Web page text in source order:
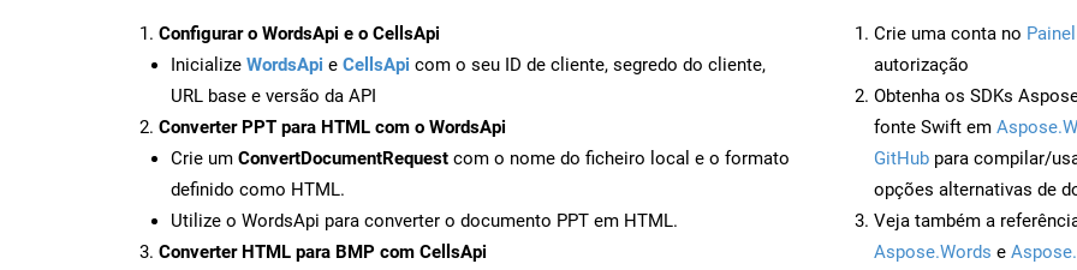
Configurar o WordsApi e o CellsApi
Inicialize WordsApi e CellsApi com o seu ID de cliente, segredo do cliente,
URL base e versão da API
Converter PPT para HTML com o WordsApi
Crie um ConvertDocumentRequest com o nome do ficheiro local e o formato
definido como HTML.
Utilize o WordsApi para converter o documento PPT em HTML.
Converter HTML para BMP com CellsApi
Crie uma conta no Painel
autorização
Obtenha os SDKs
fonte Swift em
GitHub para compilar/
opções alternativas de
Veja também a
Aspose.Words e